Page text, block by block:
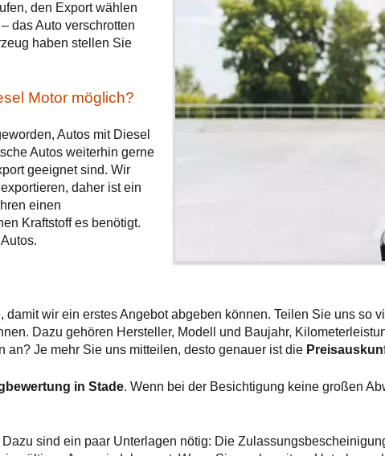
den Export wählen
das Auto verschrotten
haben stellen Sie
Motor möglich?
Autos mit Diesel
Autos weiterhin gerne
geeignet sind. Wir
daher ist ein
einen
Kraftstoff es benötigt.
wir ein erstes Angebot abgeben können. Teilen Sie uns so
Dazu gehören Hersteller, Modell und Baujahr,
Je mehr Sie uns mitteilen, desto genauer ist die
in Stade. Wenn bei der Besichtigung keine großen
Dazu sind ein paar Unterlagen nötig: Die